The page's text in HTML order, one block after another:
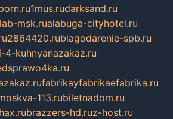
1mus.rudarksand.ru
msk.rualabuga-cityhotel.ru
2864420.rublagodarenie-spb.ru
4-kuhnyanazakaz.ru
fabrikayfabrikaefabrika.ru
113.rubiletnadom.ru
brazzers-hd.ruz-host.ru